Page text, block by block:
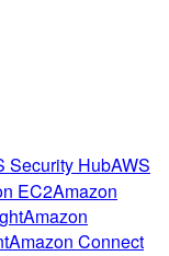
Security HubAWS
EC2Amazon
Amazon
Amazon Connect